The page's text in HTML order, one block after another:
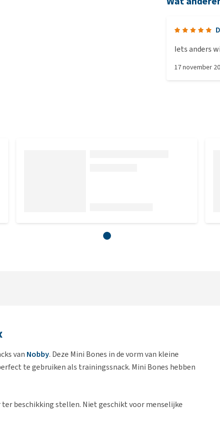
Iets anders
17 november
van Nobby. Deze Mini Bones in de vorm van kleine
te gebruiken als trainingssnack. Mini Bones hebben
beschikking stellen. Niet geschikt voor menselijke